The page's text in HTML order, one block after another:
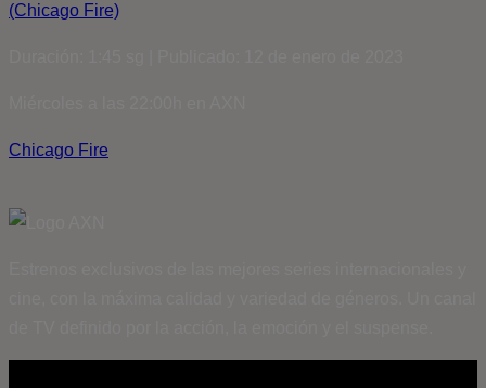
(Chicago Fire)
Chicago Fire